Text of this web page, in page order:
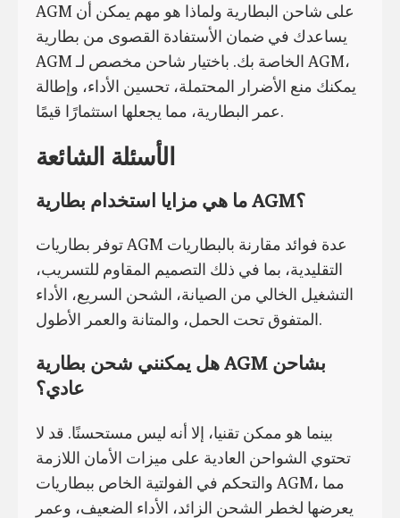
AGM على شاحن البطارية ولماذا هو مهم يمكن أن
يساعدك في ضمان الأستفادة القصوى من بطارية
AGM الخاصة بك. باختيار شاحن مخصص لـ AGM،
يمكنك منع الأضرار المحتملة، تحسين الأداء، وإطالة
عمر البطارية، مما يجعلها استثمارًا قيمًا.
الأسئلة الشائعة
ما هي مزايا استخدام بطارية AGM؟
توفر بطاريات AGM عدة فوائد مقارنة بالبطاريات
التقليدية، بما في ذلك التصميم المقاوم للتسريب،
التشغيل الخالي من الصيانة، الشحن السريع، الأداء
المتفوق تحت الحمل، والمتانة والعمر الأطول.
هل يمكنني شحن بطارية AGM بشاحن
عادي؟
بينما هو ممكن تقنيا، إلا أنه ليس مستحسنًا. قد لا
تحتوي الشواحن العادية على ميزات الأمان اللازمة
والتحكم في الفولتية الخاص ببطاريات AGM، مما
يعرضها لخطر الشحن الزائد، الأداء الضعيف، وعمر